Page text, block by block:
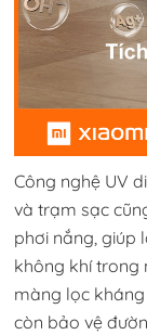
Công nghệ UV
và trạm sạc
phơi nắng, giúp
không khí trong
màng lọc
còn bảo vệ